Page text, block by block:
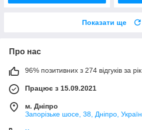
Показати ще
Про нас
96% позитивних з 274 відгуків за рік
Працює з 15.09.2021
м. Дніпро
Запорізьке шосе, 38, Дніпро,